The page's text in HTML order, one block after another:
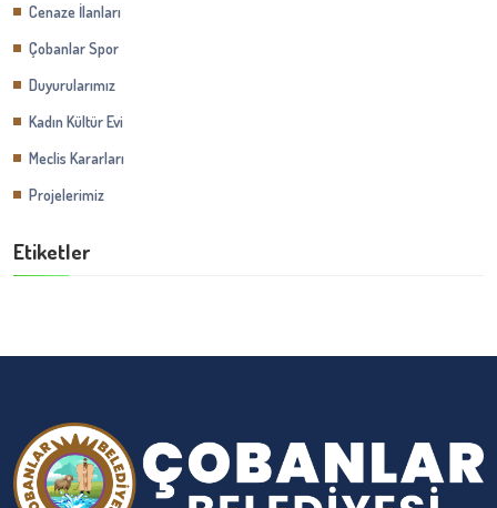
Cenaze İlanları
Çobanlar Spor
Duyurularımız
Kadın Kültür Evi
Meclis Kararları
Projelerimiz
Etiketler